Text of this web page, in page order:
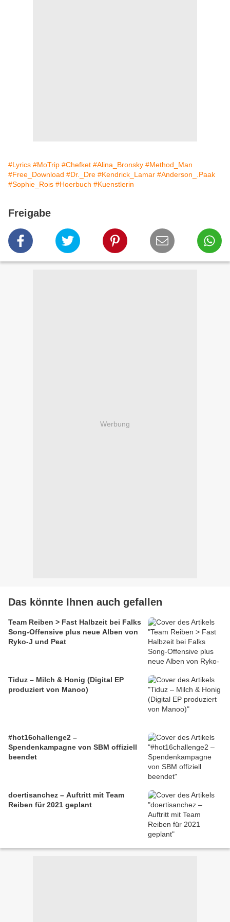
#Lyrics #MoTrip #Chefket #Alina_Bronsky #Method_Man
#Free_Download #Dr._Dre #Kendrick_Lamar #Anderson_.Paak
#Sophie_Rois #Hoerbuch #Kuenstlerin
Freigabe
Werbung
Das könnte Ihnen auch gefallen
Team Reiben > Fast Halbzeit bei Falks
Song-Offensive plus neue Alben von
Ryko-J und Peat
Tiduz – Milch & Honig (Digital EP
produziert von Manoo)
#hot16challenge2 –
Spendenkampagne von SBM offiziell
beendet
doertisanchez – Auftritt mit Team
Reiben für 2021 geplant